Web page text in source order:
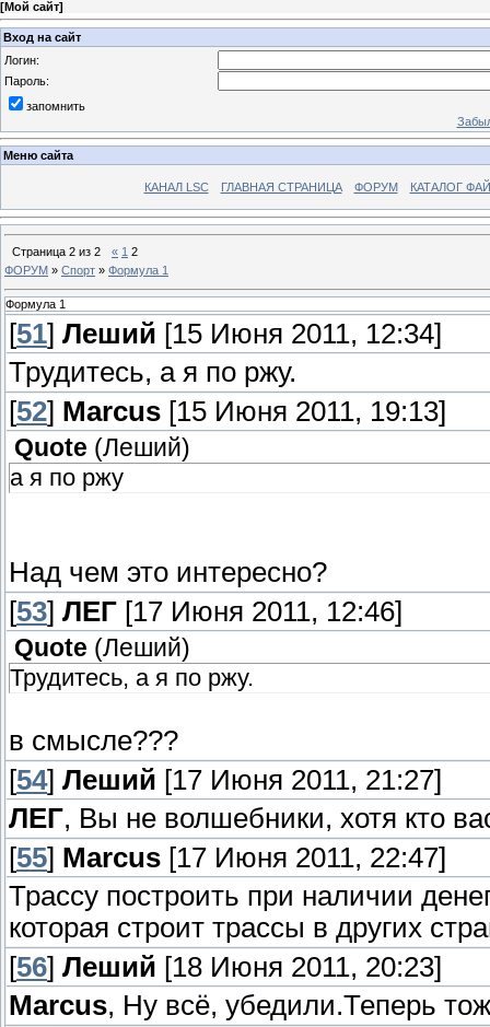
[Мой сайт]
Вход на сайт
Логин:
Пароль:
запомнить
Меню сайта
КАНАЛ LSC ГЛАВНАЯ СТРАНИЦА ФОРУМ КАТАЛОГ
Страница 2 из 2 « 1 2
ФОРУМ » Спорт » Формула 1
Формула 1
[51] Леший [15 Июня 2011, 12:34]
Трудитесь, а я по ржу.
[52] Marcus [15 Июня 2011, 19:13]
Quote (Леший)
а я по ржу
Над чем это интересно?
[53] ЛЕГ [17 Июня 2011, 12:46]
Quote (Леший)
Трудитесь, а я по ржу.
в смысле???
[54] Леший [17 Июня 2011, 21:27]
ЛЕГ, Вы не волшебники, хотя кто
[55] Marcus [17 Июня 2011, 22:47]
Трассу построить при наличии
которая строит трассы в других
[56] Леший [18 Июня 2011, 20:23]
Marcus, Ну всё, убедили.Теперь